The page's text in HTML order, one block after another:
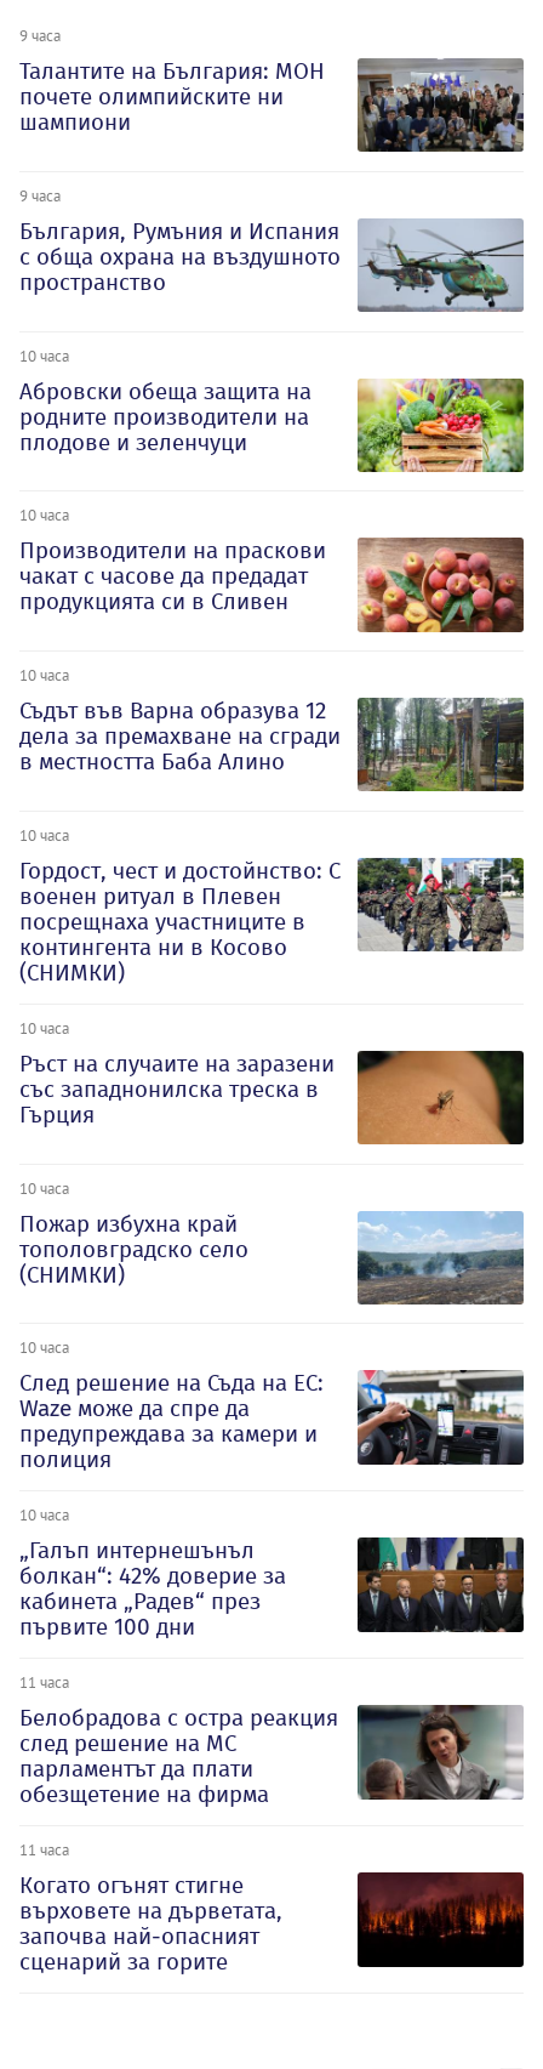
9 часа
Талантите на България: МОН
почете олимпийските ни
шампиони
9 часа
България, Румъния и Испания
с обща охрана на въздушното
пространство
10 часа
Абровски обеща защита на
родните производители на
плодове и зеленчуци
10 часа
Производители на праскови
чакат с часове да предадат
продукцията си в Сливен
10 часа
Съдът във Варна образува 12
дела за премахване на сгради
в местността Баба Алино
10 часа
Гордост, чест и достойнство: С
военен ритуал в Плевен
посрещнаха участниците в
контингента ни в Косово
(СНИМКИ)
10 часа
Ръст на случаите на заразени
със западнонилска треска в
Гърция
10 часа
Пожар избухна край
тополовградско село
(СНИМКИ)
10 часа
След решение на Съда на ЕС:
Waze може да спре да
предупреждава за камери и
полиция
10 часа
„Галъп интернешънъл
болкан“: 42% доверие за
кабинета „Радев“ през
първите 100 дни
11 часа
Белобрадова с остра реакция
след решение на МС
парламентът да плати
обезщетение на фирма
11 часа
Когато огънят стигне
върховете на дърветата,
започва най-опасният
сценарий за горите